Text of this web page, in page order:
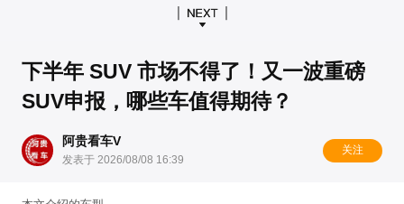
下半年 SUV 市场不得了！又一波重磅
SUV申报，哪些车值得期待？
阿贵看车V
发表于 2026/08/08 16:39
关注